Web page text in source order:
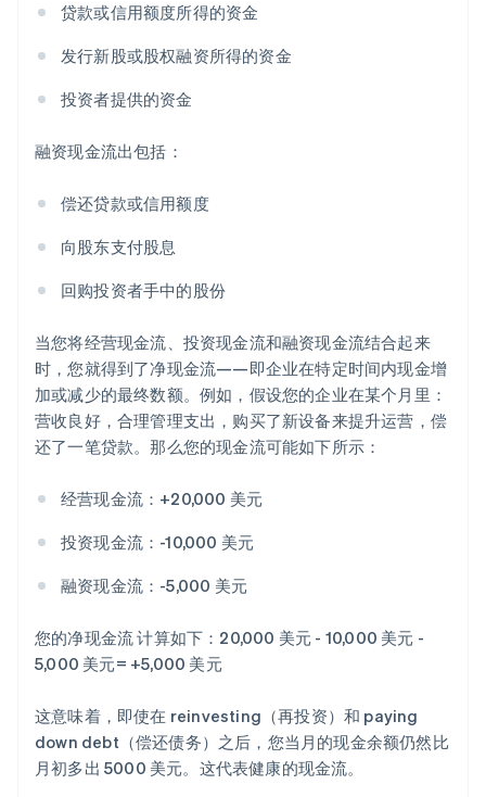
贷款或信用额度所得的资金
发行新股或股权融资所得的资金
投资者提供的资金
融资现金流出包括：
偿还贷款或信用额度
向股东支付股息
回购投资者手中的股份
当您将经营现金流、投资现金流和融资现金流结合起来
时，您就得到了净现金流——即企业在特定时间内现金增
加或减少的最终数额。例如，假设您的企业在某个月里：
营收良好，合理管理支出，购买了新设备来提升运营，偿
还了一笔贷款。那么您的现金流可能如下所示：
经营现金流：+20,000 美元
投资现金流：-10,000 美元
融资现金流：-5,000 美元
您的净现金流 计算如下：20,000 美元 - 10,000 美元 -
5,000 美元= +5,000 美元
这意味着，即使在 reinvesting（再投资）和 paying
down debt（偿还债务）之后，您当月的现金余额仍然比
月初多出 5000 美元。这代表健康的现金流。